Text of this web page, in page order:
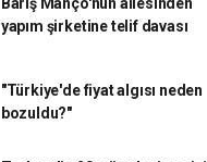
yapım şirketine telif davası
"Türkiye'de fiyat algısı neden
bozuldu?"